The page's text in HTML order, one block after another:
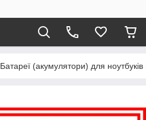
Батареї (акумулятори) для